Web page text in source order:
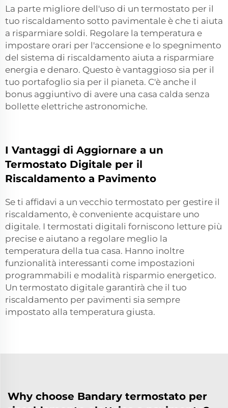
La parte migliore dell'uso di un termostato per il
tuo riscaldamento sotto pavimentale è che ti aiuta
a risparmiare soldi. Regolare la temperatura e
impostare orari per l'accensione e lo spegnimento
del sistema di riscaldamento aiuta a risparmiare
energia e denaro. Questo è vantaggioso sia per il
tuo portafoglio sia per il pianeta. C'è anche il
bonus aggiuntivo di avere una casa calda senza
bollette elettriche astronomiche.
I Vantaggi di Aggiornare a un
Termostato Digitale per il
Riscaldamento a Pavimento
Se ti affidavi a un vecchio termostato per gestire il
riscaldamento, è conveniente acquistare uno
digitale. I termostati digitali forniscono letture più
precise e aiutano a regolare meglio la
temperatura della tua casa. Hanno inoltre
funzionalità interessanti come impostazioni
programmabili e modalità risparmio energetico.
Un termostato digitale garantirà che il tuo
riscaldamento per pavimenti sia sempre
impostato alla temperatura giusta.
Why choose Bandary termostato per